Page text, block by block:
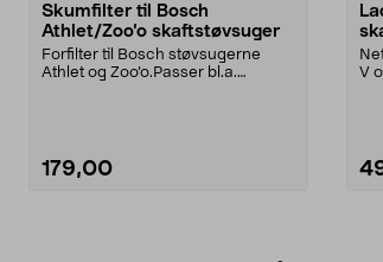
Skumfilter til Bosch
Athlet/Zoo’o skaftstøvsuger
Forfilter til Bosch støvsugerne
Athlet og Zoo’o.Passer bl.a.
179,00
V